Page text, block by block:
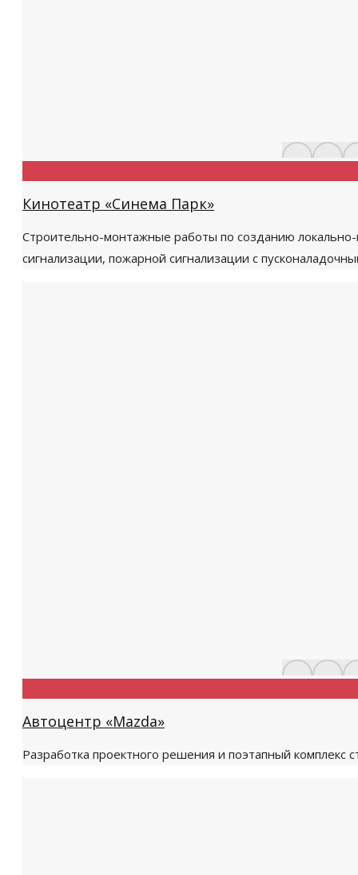
Кинотеатр «Синема Парк»
Строительно-монтажные работы по созданию
сигнализации, пожарной сигнализации с
Автоцентр «Mazda»
Разработка проектного решения и поэтапный